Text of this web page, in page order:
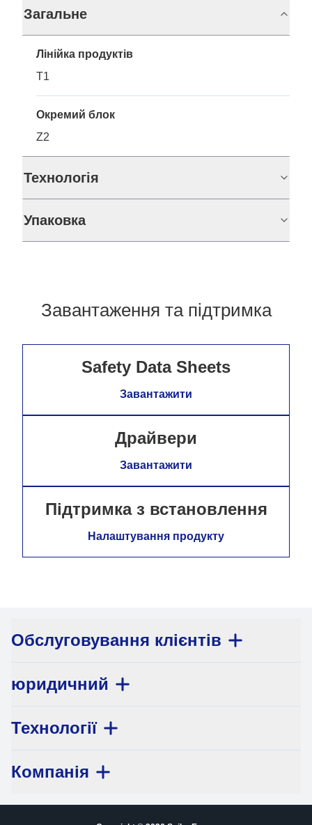
Загальне
Лінійка продуктів
T1
Окремий блок
Z2
Технологія
Упаковка
Завантаження та підтримка
Safety Data Sheets
Завантажити
Драйвери
Завантажити
Підтримка з встановлення
Налаштування продукту
Обслуговування клієнтів
юридичний
Технології
Компанія